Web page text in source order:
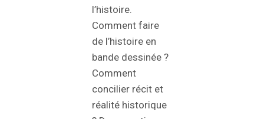
l’histoire.
Comment faire
de l’histoire en
bande dessinée ?
Comment
concilier récit et
réalité historique